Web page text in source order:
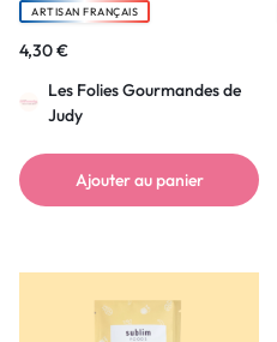
ARTISAN FRANÇAIS
4,30€
Les Folies Gourmandes de
Judy
Ajouter au panier